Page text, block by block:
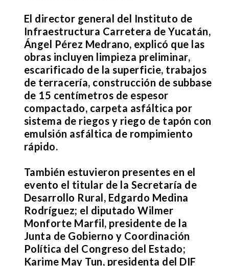
El director general del Instituto de
Infraestructura Carretera de Yucatán,
Ángel Pérez Medrano, explicó que las
obras incluyen limpieza preliminar,
escarificado de la superficie, trabajos
de terracería, construcción de subbase
de 15 centímetros de espesor
compactado, carpeta asfáltica por
sistema de riegos y riego de tapón con
emulsión asfáltica de rompimiento
rápido.
También estuvieron presentes en el
evento el titular de la Secretaría de
Desarrollo Rural, Edgardo Medina
Rodríguez; el diputado Wilmer
Monforte Marfil, presidente de la
Junta de Gobierno y Coordinación
Política del Congreso del Estado;
Karime May Tun, presidenta del DIF